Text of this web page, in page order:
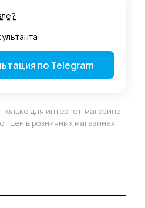
по Telegram
для интернет-магазина
цен в розничных магазинах